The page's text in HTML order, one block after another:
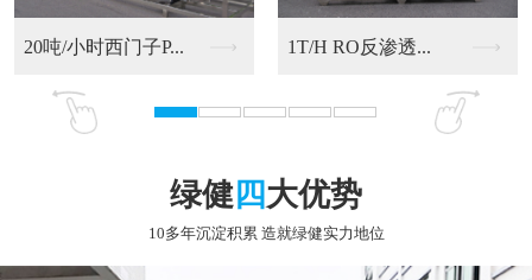
RO反渗透净化水设备 9T/H RO反渗透...
绿健 四大优势
10多年沉淀积累 造就绿健实力地位